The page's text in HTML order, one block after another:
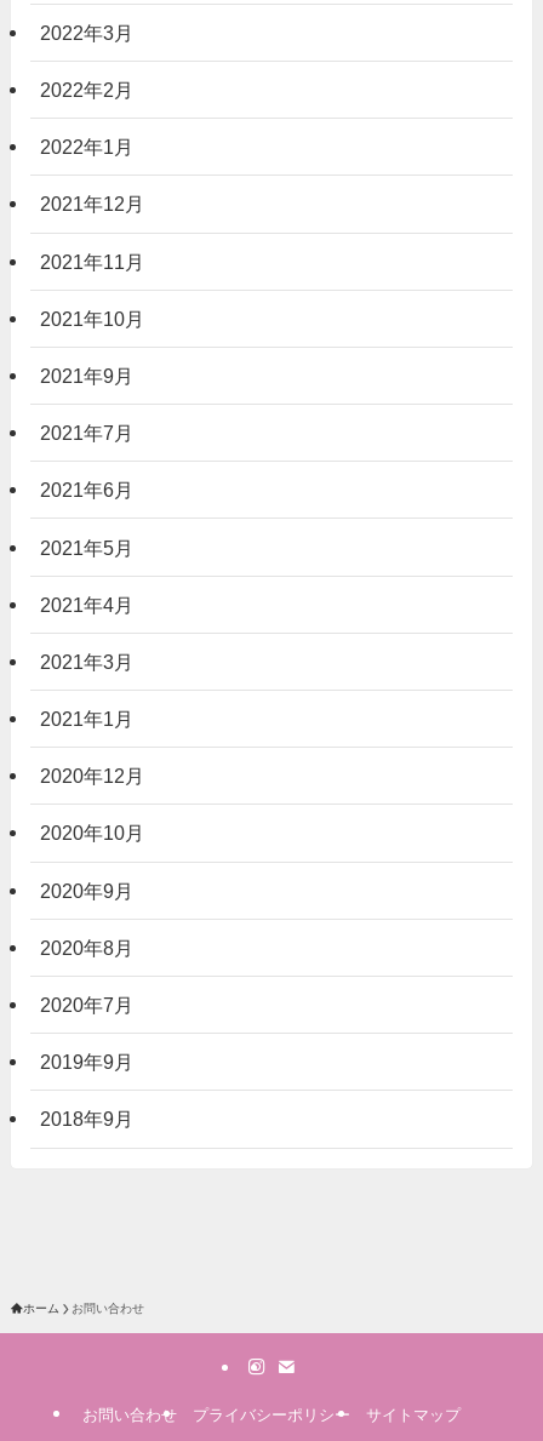
2022年3月
2022年2月
2022年1月
2021年12月
2021年11月
2021年10月
2021年9月
2021年7月
2021年6月
2021年5月
2021年4月
2021年3月
2021年1月
2020年12月
2020年10月
2020年9月
2020年8月
2020年7月
2019年9月
2018年9月
ホーム お問い合わせ
お問い合わせ プライバシーポリシー サイトマップ